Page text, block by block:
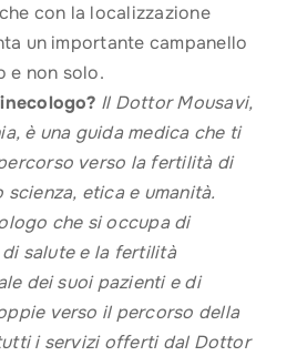
con la localizzazione
un importante campanello
e non solo.
Il Dottor Mousavi,
è una guida medica che ti
verso la fertilità di
etica e umanità.
che si occupa di
salute e la fertilità
dei suoi pazienti e di
verso il percorso della
i servizi offerti dal Dottor